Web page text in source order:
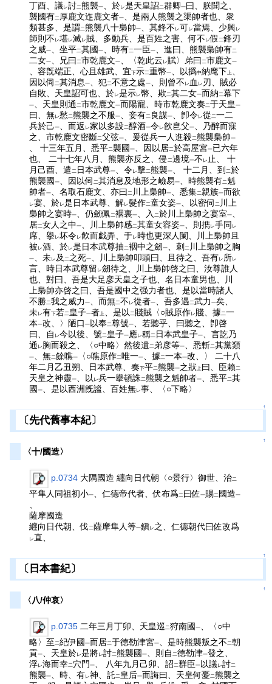
丁酉、議レ討二熊襲一、於レ是天皇詔二群卿一曰、朕聞之、
襲國有二厚鹿文迮鹿文者一、是兩人熊襲之渠帥者也、衆
類甚多、是謂二熊襲八十梟帥一、其鋒不 レ可レ當焉、少興レ
師則不 レ堪レ滅レ賊、多動兵、是百姓之害、何不 レ假二鋒刃
之威一、坐平二其國一、時有二一臣一、進曰、熊襲梟帥有二
二女一、兄曰二市乾鹿文一、〈乾此云 レ賦〉弟曰二市鹿文一
、容旣端正、心且雄武、宜下示二重幣一、以撝中納麾下上、
因以伺二其消息一、犯二不意之處一、則曾不 レ 血 レ 刃、賊必
自敗、天皇詔可也、於レ是示レ幣、欺二其二女一而納二幕下
一、天皇則通二市乾鹿文一而陽寵、時市乾鹿文奏二于天皇一
曰、無レ愁二熊襲之不服一、妾有二 良謀一、卽令レ從二一二
兵於己一、而返 レ家以多設二醇酒一令レ飮皀父一、乃醉而寐
之、市乾鹿文密斷二父弦一、爰從兵一人進殺二熊襲梟帥一
、 十三年五月、悉平二襲國一、因以居二於高屋宮一已六年
也、 二十七年八月、熊襲亦反之、侵二邊境一不 レ止、 十
月己酉、遣二 日本武尊一、令レ擊二熊襲一、 十二月、到二於
熊襲國一、因以伺二其消息及地形之嶮易一、時熊襲有二魁
帥者一、名取石鹿文、亦曰二 川上梟帥一、悉集二親族一而欲
レ宴、於レ是日本武尊、解レ髮作二童女姿一、以密伺二 川上
梟帥之宴時一、仍劒佩二裀裏一、入二於川上梟帥之宴室一、
居二女人之中一、川上梟帥感二其童女容姿一、則擕レ手同 レ
席、擧レ坏令レ飮而戯弄、于レ時也更深人闌、川上梟帥且
被 レ酒、於レ是日本武尊抽二裀中之劒一、刺二 川上梟帥之胸
一、未レ 及二之死一、川上梟帥叩頭曰、且待之、吾有レ 所レ
言、時日本武尊留 レ劒待之、川上梟帥啓之曰、汝尊誰人
也、對曰、吾是大足彦天皇之子也、名日本童男也、川
上梟帥亦啓之曰、吾是國中之强力者也、是以當時諸人
不勝二我之威力一、而無二不 レ從者一、吾多遇二武力一矣、
未レ有下若二皇子一者上、是以二賤賊〈○賊原作レ 賤、據二一
本一改、〉陋口一以奉二尊號一、若聽乎、曰聽之、卽啓
曰、自 レ今以後、號二皇子一應レ稱二 日本武皇子一、言訖乃
通 レ 胸而殺之、〈○中略〉然後遺二弟彦等一、悉斬二其黨類
一、無二餘噍一 〈○噍原作二唯一一、據二一本一改、〉 二十八
年二月乙丑朔、日本武尊、奏下平二熊襲一之狀上曰、臣賴二
天皇之神靈一、以 レ兵一擧頓誅二熊襲之魁帥者一、悉平二其
國一、是以西洲旣謐、百姓無レ事、〈○下略〉
↑
〔先代舊事本紀〕
↑
〈十/國造〉
p.0734 大隅國造 纒向日代朝〈○景行〉御世、治二
平隼人同祖初小一、仁德帝代者、伏布爲二曰佐一賜二國造一
、
薩摩國造
纒向日代朝、伐二薩摩隼人等一鎭レ 之、仁德朝代曰佐改爲
レ直、
↑
〔日本書紀〕
↑
〈八/仲哀〉
p.0735 二年三月丁卯、天皇巡二狩南國一
、〈○中
略〉至二紀伊國一而居二于德勒津宮一、是時熊襲叛之不二朝
貢一、天皇於レ是將レ討二熊襲國一、則自二德勒津一發之、
浮レ海而幸二穴門一、 八年九月己卯、詔二群臣一以議レ討二
熊襲一、時、有レ神、託二皇后一而誨曰、天皇何憂二熊襲之